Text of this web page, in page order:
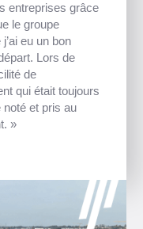
entreprises grâce
le groupe
eu un bon
Lors de
de
qui était toujours
noté et pris au
»